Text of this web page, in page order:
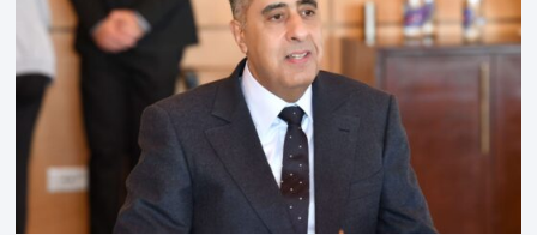
زيان، المعتقل بالمؤسسة ذاتها، وذلك لتنوير الرأي العام بالحقائق
والمعطيات الدقيقة.واوضحت إدارة المؤسسة السجنية أن المعني
بالأمر يستفيد منذ إيداعه من تتبع طبي منتظم ومستمر وفقا […]